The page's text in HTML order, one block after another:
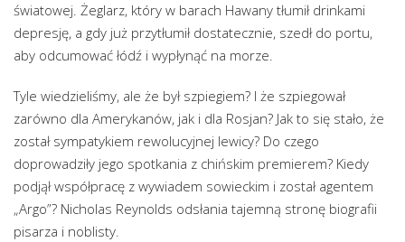
światowej. Żeglarz, który w barach Hawany tłumił drinkami
depresję, a gdy już przytłumił dostatecznie, szedł do portu,
aby odcumować łódź i wypłynąć na morze.
Tyle wiedzieliśmy, ale że był szpiegiem? I że szpiegował
zarówno dla Amerykanów, jak i dla Rosjan? Jak to się stało, że
został sympatykiem rewolucyjnej lewicy? Do czego
doprowadziły jego spotkania z chińskim premierem? Kiedy
podjął współpracę z wywiadem sowieckim i został agentem
„Argo”? Nicholas Reynolds odsłania tajemną stronę biografii
pisarza i noblisty.